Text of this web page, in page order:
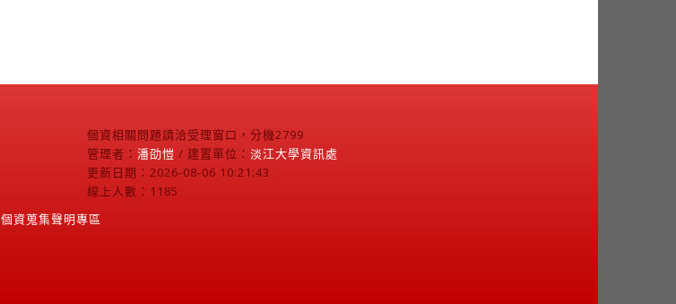
個資相關問題請洽受理窗口，分機2799
管理者： 潘劭愷 / 建置單位： 淡江大學資訊處
更新日期：2026-08-06 10:21:43
線上人數：1185
個資蒐集聲明專區